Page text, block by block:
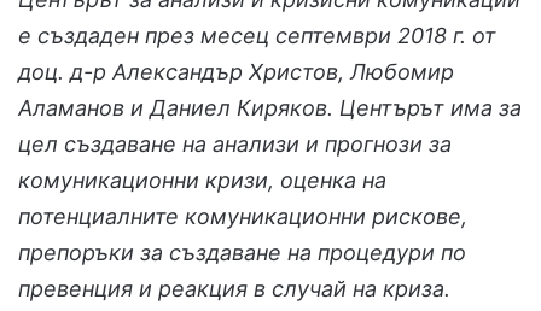
е създаден през месец септември 2018 г. от
доц. д-р Александър Христов, Любомир
Аламанов и Даниел Киряков. Центърът има за
цел създаване на анализи и прогнози за
комуникационни кризи, оценка на
потенциалните комуникационни рискове,
препоръки за създаване на процедури по
превенция и реакция в случай на криза.